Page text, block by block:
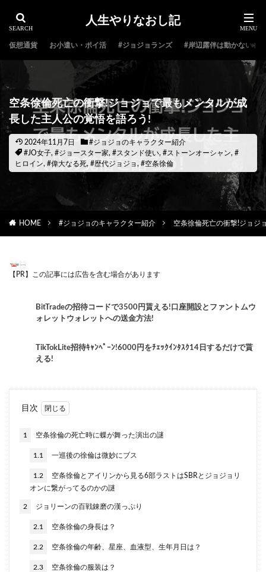
人生やりなおし記
仮想通貨 お小遣い・ポイ活 #ジョジョランズ #岸辺露伴は動かない
空条徐倫死亡の衝撃!ジョジョで最もメンタルが成
長した主人公の覚悟を語ろう!
2024年11月7日
#ジョジョのキャラクター紹介
#JO女子, #ジョースター家, #スタンド使い, #ストーンオーシャン, #
ヒロイン, #偉大なる死, #歴代ジョジョ, #空条徐倫
HOME #ジョジョのキャラクター紹介 空条徐倫死亡の衝撃!ジョジ
【PR】この記事には広告を含む場合があります
BitTradeの招待コードで3500円貰える!口座開設とファントムウ
ォレットウォレットへの送金方法!
TikTokLite招待ｷｬﾝﾍﾟｰﾝ!6000円をﾁｪｯｸｲﾝﾀｽｸ14日するだけで貰
える!
目次
1 空条徐倫の死亡時に蝶が舞った演出の謎
1.1 一巡後の徐倫は微妙にブス
1.2
空条徐倫とアイリンから見る6部ラストはSBRとジョジョリ
オンに繋がってるのかの謎
2 ジョリーンの百戦錬磨の漢っぷり
2.1 空条徐倫の身長は？
2.2 空条徐倫の年齢、星座、血液型、生年月日は？
2.3 空条徐倫の服装は？